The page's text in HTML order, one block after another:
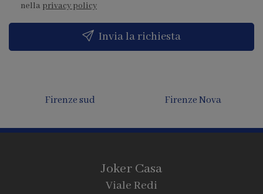
nella privacy policy
Invia la richiesta
Firenze sud Firenze Nova
Joker Casa
Viale Redi